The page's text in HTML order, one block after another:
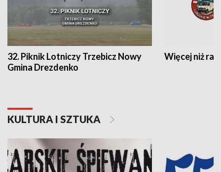
32. Piknik Lotniczy Trzebicz Nowy
Gmina Drezdenko
Więcej niż rajd
KULTURA I SZTUKA